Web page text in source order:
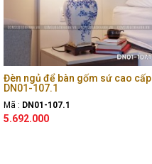
Đèn ngủ để bàn gốm sứ cao cấp
DN01-107.1
Mã : DN01-107.1
5.692.000